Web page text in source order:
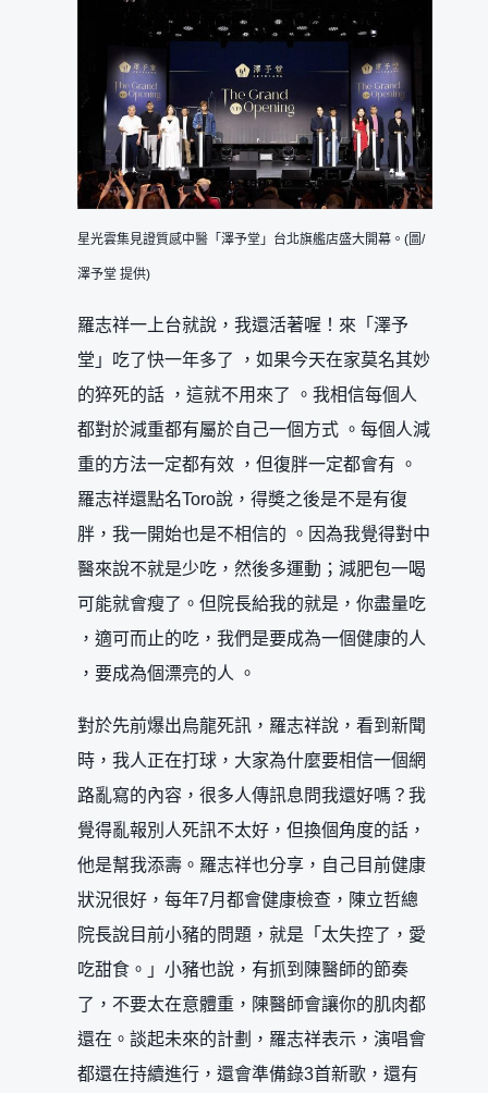
星光雲集見證質感中醫「澤予堂」台北旗艦店盛大開幕。(圖/
澤予堂 提供)
羅志祥一上台就說，我還活著喔！來「澤予
堂」吃了快一年多了 ，如果今天在家莫名其妙
的猝死的話 ，這就不用來了 。我相信每個人
都對於減重都有屬於自己一個方式 。每個人減
重的方法一定都有效 ，但復胖一定都會有 。
羅志祥還點名Toro說，得奬之後是不是有復
胖，我一開始也是不相信的 。因為我覺得對中
醫來說不就是少吃，然後多運動；減肥包一喝
可能就會瘦了。但院長給我的就是，你盡量吃
，適可而止的吃，我們是要成為一個健康的人
，要成為個漂亮的人 。
對於先前爆出烏龍死訊，羅志祥說，看到新聞
時，我人正在打球，大家為什麼要相信一個網
路亂寫的內容，很多人傳訊息問我還好嗎？我
覺得亂報別人死訊不太好，但換個角度的話，
他是幫我添壽。羅志祥也分享，自己目前健康
狀況很好，每年7月都會健康檢查，陳立哲總
院長說目前小豬的問題，就是「太失控了，愛
吃甜食。」小豬也說，有抓到陳醫師的節奏
了，不要太在意體重，陳醫師會讓你的肌肉都
還在。談起未來的計劃，羅志祥表示，演唱會
都還在持續進行，還會準備錄3首新歌，還有